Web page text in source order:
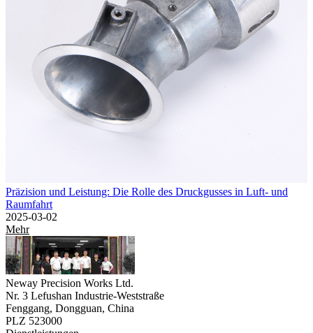
Präzision und Leistung: Die Rolle des Druckgusses in Luft- und
Raumfahrt
2025-03-02
Mehr
Neway Precision Works Ltd.
Nr. 3 Lefushan Industrie-Weststraße
Fenggang, Dongguan, China
PLZ 523000